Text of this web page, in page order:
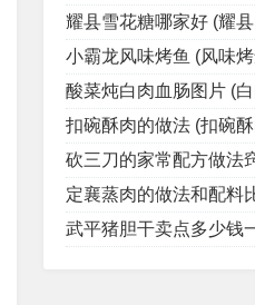
耀县雪花糖哪家好 (耀
小霸龙风味烤鱼 (风味
酸菜炖白肉血肠图片 (
扣碗酥肉的做法 (扣碗
砍三刀的家常配方做法
定襄蒸肉的做法和配料
武平猪胆干卖点多少钱